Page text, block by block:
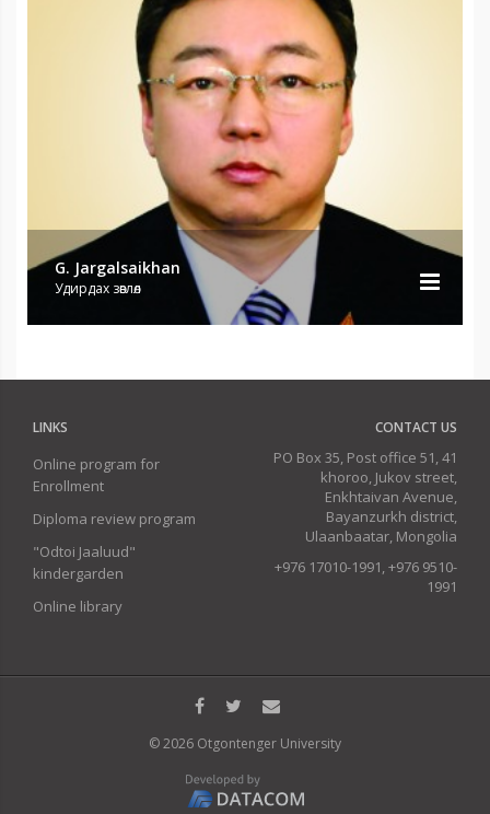
G. Jargalsaikhan
Удирдах зөвлөл
LINKS
Online program for
Enrollment
Diploma review program
"Odtoi Jaaluud"
kindergarden
Online library
CONTACT US
PO Box 35, Post office 51, 41
khoroo, Jukov street,
Enkhtaivan Avenue,
Bayanzurkh district,
Ulaanbaatar, Mongolia
+976 17010-1991, +976 9510-
1991
© 2026 Otgontenger University